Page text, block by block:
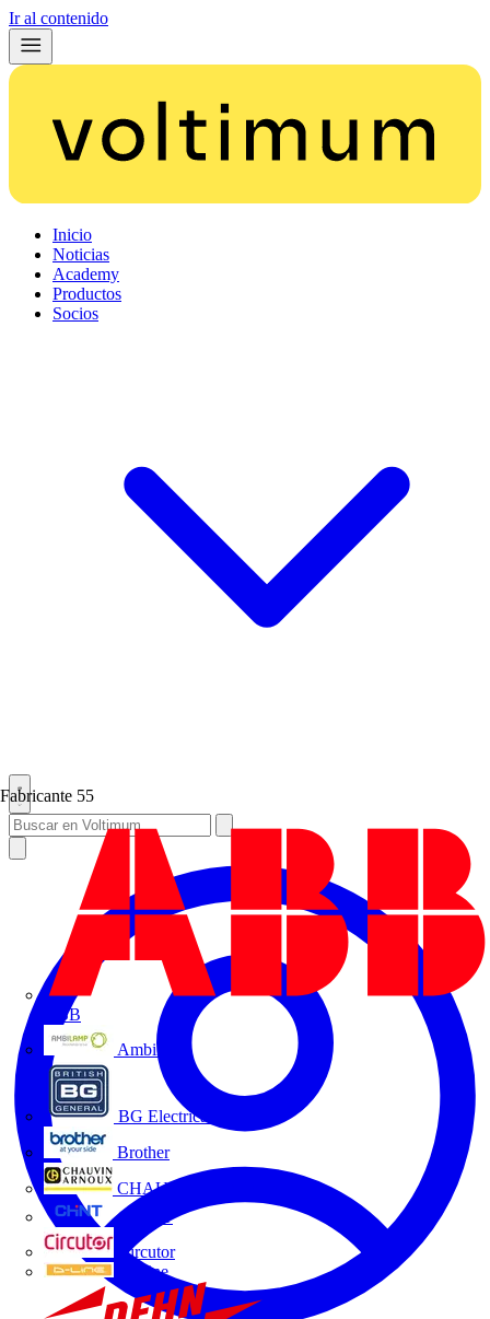
Ir al contenido
Inicio
Noticias
Academy
Productos
Socios
Fabricante 55
ABB
Ambilamp
BG Electrical
Brother
CHAUVIN ARNOUX
CHINT
Circutor
D-Line